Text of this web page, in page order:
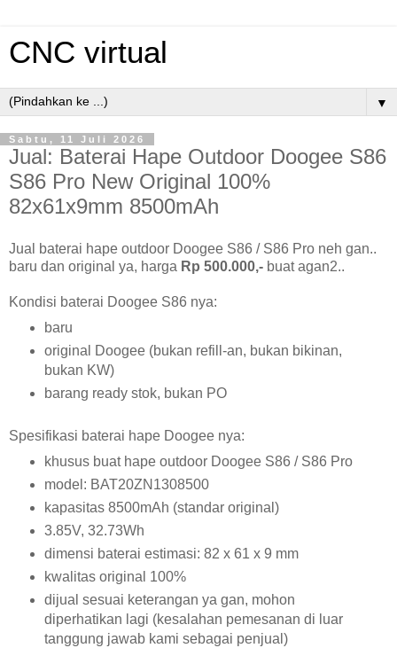
CNC virtual
▼
Sabtu, 11 Juli 2026
Jual: Baterai Hape Outdoor Doogee S86
S86 Pro New Original 100%
82x61x9mm 8500mAh
Jual baterai hape outdoor Doogee S86 / S86 Pro neh gan..
baru dan original ya, harga Rp 500.000,- buat agan2..
Kondisi baterai Doogee S86 nya:
baru
original Doogee (bukan refill-an, bukan bikinan,
bukan KW)
barang ready stok, bukan PO
Spesifikasi baterai hape Doogee nya:
khusus buat hape outdoor Doogee S86 / S86 Pro
model: BAT20ZN1308500
kapasitas 8500mAh (standar original)
3.85V, 32.73Wh
dimensi baterai estimasi: 82 x 61 x 9 mm
kwalitas original 100%
dijual sesuai keterangan ya gan, mohon
diperhatikan lagi (kesalahan pemesanan di luar
tanggung jawab kami sebagai penjual)